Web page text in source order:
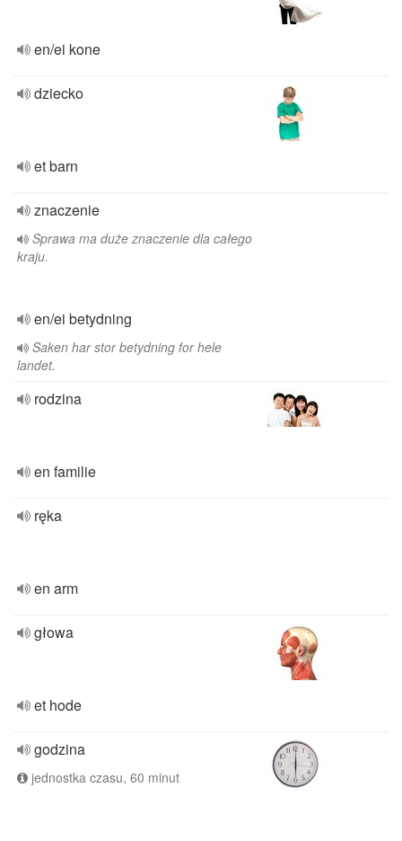
en/ei kone
dziecko
et barn
znaczenie
Sprawa ma duże znaczenie dla całego
kraju.
en/ei betydning
Saken har stor betydning for hele
landet.
rodzina
en familie
ręka
en arm
głowa
et hode
godzina
jednostka czasu, 60 minut